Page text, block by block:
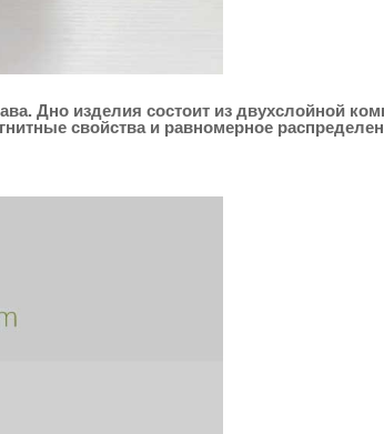
Дно изделия состоит из двухслойной
свойства и равномерное